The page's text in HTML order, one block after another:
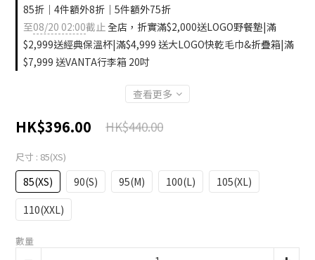
85折｜4件額外8折｜5件額外75折
至08/20 02:00截止全店，折實滿$2,000送LOGO野餐墊|滿
$2,999送經典保溫杯|滿$4,999 送大LOGO快乾毛巾&折疊箱|滿
$7,999 送VANTA行李箱 20吋
查看更多
HK$396.00 HK$440.00
尺寸 : 85(XS)
85(XS) 90(S) 95(M) 100(L)
105(XL)
110(XXL)
數量